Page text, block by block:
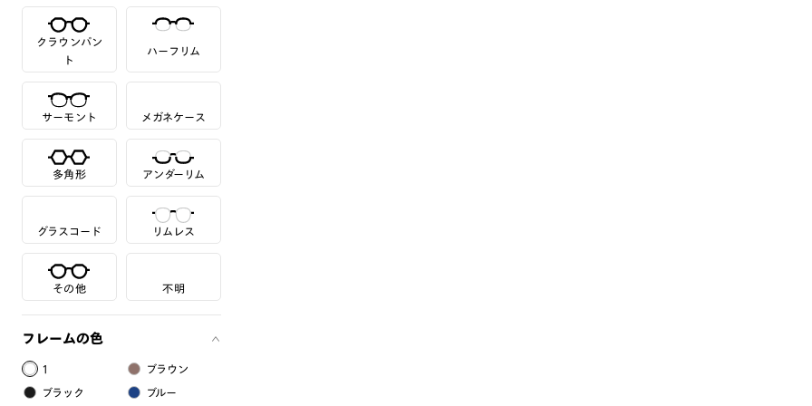
クラウンパン
ト
ハーフリム
サーモント メガネケース
多角形 アンダーリム
グラスコード リムレス
その他 不明
フレームの色
1 ブラウン
ブラック ブルー